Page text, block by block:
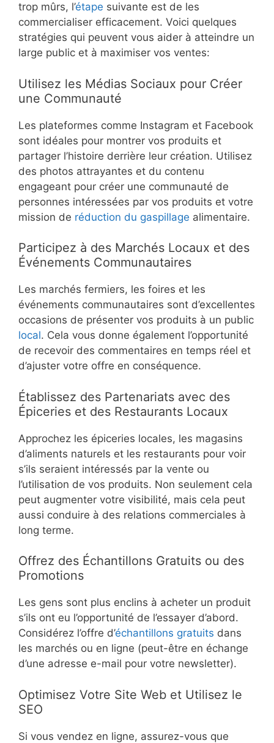
trop mûrs, l’étape suivante est de les
commercialiser efficacement. Voici quelques
stratégies qui peuvent vous aider à atteindre un
large public et à maximiser vos ventes:
Utilisez les Médias Sociaux pour Créer
une Communauté
Les plateformes comme Instagram et Facebook
sont idéales pour montrer vos produits et
partager l’histoire derrière leur création. Utilisez
des photos attrayantes et du contenu
engageant pour créer une communauté de
personnes intéressées par vos produits et votre
mission de réduction du gaspillage alimentaire.
Participez à des Marchés Locaux et des
Événements Communautaires
Les marchés fermiers, les foires et les
événements communautaires sont d’excellentes
occasions de présenter vos produits à un public
local. Cela vous donne également l’opportunité
de recevoir des commentaires en temps réel et
d’ajuster votre offre en conséquence.
Établissez des Partenariats avec des
Épiceries et des Restaurants Locaux
Approchez les épiceries locales, les magasins
d’aliments naturels et les restaurants pour voir
s’ils seraient intéressés par la vente ou
l’utilisation de vos produits. Non seulement cela
peut augmenter votre visibilité, mais cela peut
aussi conduire à des relations commerciales à
long terme.
Offrez des Échantillons Gratuits ou des
Promotions
Les gens sont plus enclins à acheter un produit
s’ils ont eu l’opportunité de l’essayer d’abord.
Considérez l’offre d’échantillons gratuits dans
les marchés ou en ligne (peut-être en échange
d’une adresse e-mail pour votre newsletter).
Optimisez Votre Site Web et Utilisez le
SEO
Si vous vendez en ligne, assurez-vous que